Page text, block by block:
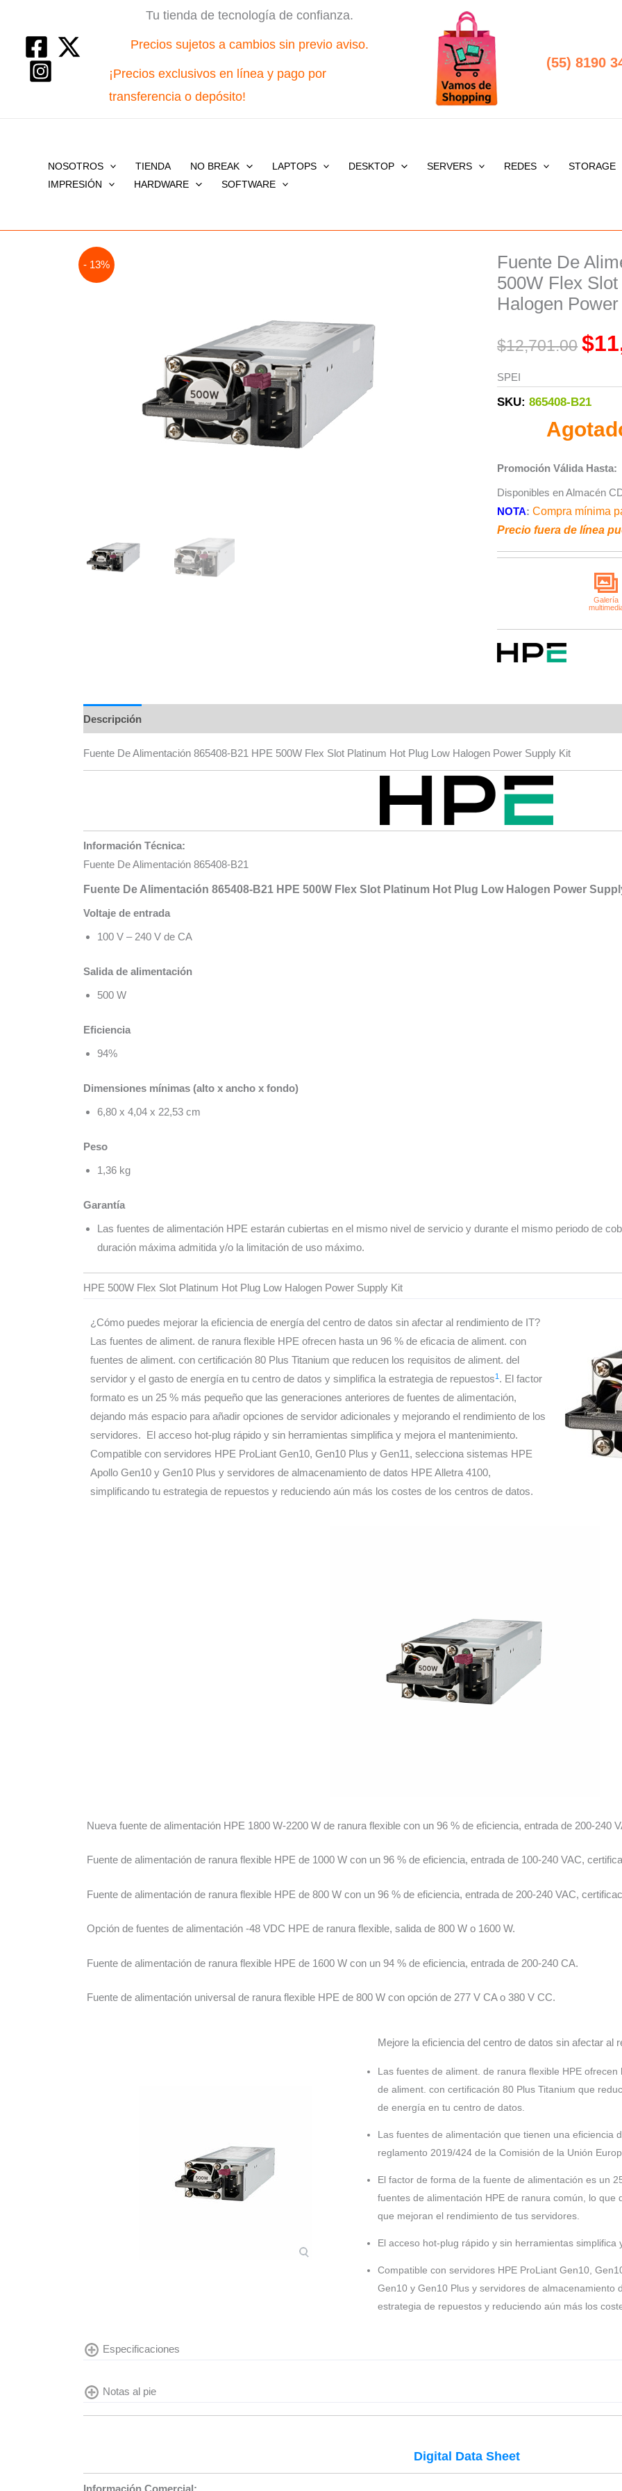
contenido
Tu tienda de tecnología de confianza.
Precios sujetos a cambios sin previo aviso.
¡Precios exclusivos en línea y pago por
transferencia o depósito!
(55) 8190
NOSOTROS TIENDA NO BREAK LAPTOPS DESKTOP SERVERS REDES
STORAGE
IMPRESIÓN
HARDWARE SOFTWARE
- 13%
Fuente De
500W Flex
Halogen
$12,701.00
price
$
SPEI
SKU:865408-B21
Promoción Válida Hasta:
Disponibles en Almacén
NOTA: Compra mínima
Precio fuera de línea
Descripción
Fuente De Alimentación 865408-B21 HPE 500W Flex Slot Platinum Hot Plug Low Halogen Power Supply Kit
Información Técnica:
Fuente De Alimentación 865408-B21
Fuente De Alimentación 865408-B21 HPE 500W Flex Slot Platinum Hot Plug Low Halogen Power
Voltaje de entrada
100 V – 240 V de CA
Salida de alimentación
500 W
Eficiencia
94%
Dimensiones mínimas (alto x ancho x fondo)
6,80 x 4,04 x 22,53 cm
Peso
1,36 kg
Garantía
Las fuentes de alimentación HPE estarán cubiertas en el mismo nivel de servicio y durante el mismo periodo de
duración máxima admitida y/o la limitación de uso máximo.
HPE 500W Flex Slot Platinum Hot Plug Low Halogen Power Supply Kit
¿Cómo puedes mejorar la eficiencia de energía del centro de datos sin afectar al rendimiento de IT?
Las fuentes de aliment. de ranura flexible HPE ofrecen hasta un 96 % de eficacia de aliment. con
fuentes de aliment. con certificación 80 Plus Titanium que reducen los requisitos de aliment. del
servidor y el gasto de energía en tu centro de datos y simplifica la estrategia de repuestos1 . El factor
formato es un 25 % más pequeño que las generaciones anteriores de fuentes de alimentación,
dejando más espacio para añadir opciones de servidor adicionales y mejorando el rendimiento de los
servidores. El acceso hot-plug rápido y sin herramientas simplifica y mejora el mantenimiento.
Compatible con servidores HPE ProLiant Gen10, Gen10 Plus y Gen11, selecciona sistemas HPE
Apollo Gen10 y Gen10 Plus y servidores de almacenamiento de datos HPE Alletra 4100,
simplificando tu estrategia de repuestos y reduciendo aún más los costes de los centros de datos.
Nueva fuente de alimentación HPE 1800 W-2200 W de ranura flexible con un 96 % de eficiencia, entrada de 200-240
Fuente de alimentación de ranura flexible HPE de 1000 W con un 96 % de eficiencia, entrada de 100-240 VAC,
Fuente de alimentación de ranura flexible HPE de 800 W con un 96 % de eficiencia, entrada de 200-240 VAC,
Opción de fuentes de alimentación -48 VDC HPE de ranura flexible, salida de 800 W o 1600 W.
Fuente de alimentación de ranura flexible HPE de 1600 W con un 94 % de eficiencia, entrada de 200-240 CA.
Fuente de alimentación universal de ranura flexible HPE de 800 W con opción de 277 V CA o 380 V CC.
Mejore la eficiencia del centro de datos sin afectar al
Las fuentes de aliment. de ranura flexible HPE
de aliment. con certificación 80 Plus Titanium que
de energía en tu centro de datos.
Las fuentes de alimentación que tienen una eficiencia
reglamento 2019/424 de la Comisión de la Unión
El factor de forma de la fuente de alimentación es un
fuentes de alimentación HPE de ranura común, lo
que mejoran el rendimiento de tus servidores.
El acceso hot-plug rápido y sin herramientas simplifica
Compatible con servidores HPE ProLiant Gen10,
Gen10 y Gen10 Plus y servidores de almacenamiento
estrategia de repuestos y reduciendo aún más los
Especificaciones
Notas al pie
Digital Data Sheet
Información Comercial: